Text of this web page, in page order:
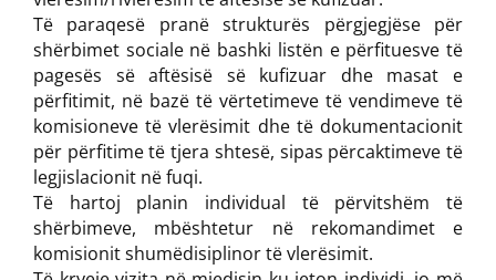
Të paraqesë pranë strukturës përgjegjëse për
shërbimet sociale në bashki listën e përfituesve të
pagesës së aftësisë së kufizuar dhe masat e
përfitimit, në bazë të vërtetimeve të vendimeve të
komisioneve të vlerësimit dhe të dokumentacionit
për përfitime të tjera shtesë, sipas përcaktimeve të
legjislacionit në fuqi.
Të hartoj planin individual të përvitshëm të
shërbimeve, mbështetur në rekomandimet e
komisionit shumëdisiplinor të vlerësimit.